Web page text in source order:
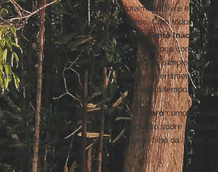
Mas, acima de tudo, a conversa totalmente livre
se comunicar com os contemporâneos. Com todos.
de um dos primeiros companheiros deSanto Inácio: o
Pelas suas características diretas: "O diálogo com
distantes e com os adversários; a piedade simples,
disponibilidade imediata, o seu atento discernimento
de grandes e fortes decisões e, ao mesmo tempo,
Sob a luz de fundo, Bergoglio sente Fabrocomo o
XXI deve se inspirar. É seco o julgamento sobre as
parecer da Igreja é conhecido, e eu sou filho da Igreja,
disso continuamente".